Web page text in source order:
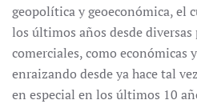
geopolítica y geoeconómica, el
los últimos años desde
comerciales, como económicas
enraizando desde ya hace tal
en especial en los últimos 10